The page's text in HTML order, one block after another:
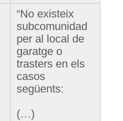
“No existeix
subcomunidad
per al local de
garatge o
trasters en els
casos
següents:
(…)